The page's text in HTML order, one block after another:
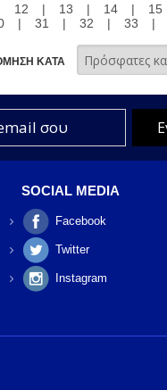
12 | 13 | 14 | 15
| 31 | 32 | 33 |
ΚΑΤΑ
SOCIAL MEDIA
Facebook
Twitter
Instagram